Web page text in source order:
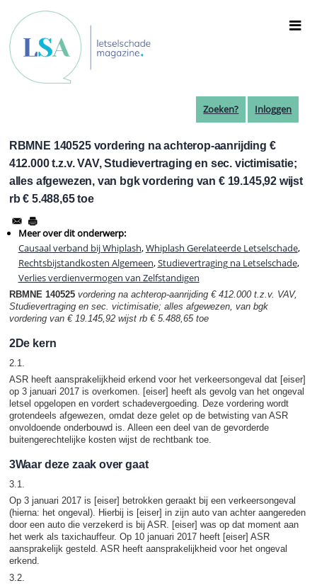
naar
de
inhoud
gaan
Zoeken? Inloggen
RBMNE 140525 vordering na achterop-aanrijding €
412.000 t.z.v. VAV, Studievertraging en sec. victimisatie;
alles afgewezen, van bgk vordering van € 19.145,92 wijst
rb € 5.488,65 toe
Meer over dit onderwerp:
Causaal verband bij Whiplash,Whiplash Gerelateerde Letselschade,
Rechtsbijstandkosten Algemeen,Studievertraging na Letselschade,
Verlies verdienvermogen van Zelfstandigen
RBMNE 140525 vordering na achterop-aanrijding € 412.000 t.z.v. VAV,
Studievertraging en sec. victimisatie; alles afgewezen, van bgk
vordering van € 19.145,92 wijst rb € 5.488,65 toe
2De kern
2.1.
ASR heeft aansprakelijkheid erkend voor het verkeersongeval dat [eiser]
op 3 januari 2017 is overkomen. [eiser] heeft als gevolg van het ongeval
letsel opgelopen en vordert schadevergoeding. Deze vordering wordt
grotendeels afgewezen, omdat deze gelet op de betwisting van ASR
onvoldoende onderbouwd is. Alleen een deel van de gevorderde
buitengerechtelijke kosten wijst de rechtbank toe.
3Waar deze zaak over gaat
3.1.
Op 3 januari 2017 is [eiser] betrokken geraakt bij een verkeersongeval
(hierna: het ongeval). Hierbij is [eiser] in zijn auto van achter aangereden
door een auto die verzekerd is bij ASR. [eiser] was op dat moment aan
het werk als taxichauffeur. Op 10 januari 2017 heeft [eiser] ASR
aansprakelijk gesteld. ASR heeft aansprakelijkheid voor het ongeval
erkend.
3.2.